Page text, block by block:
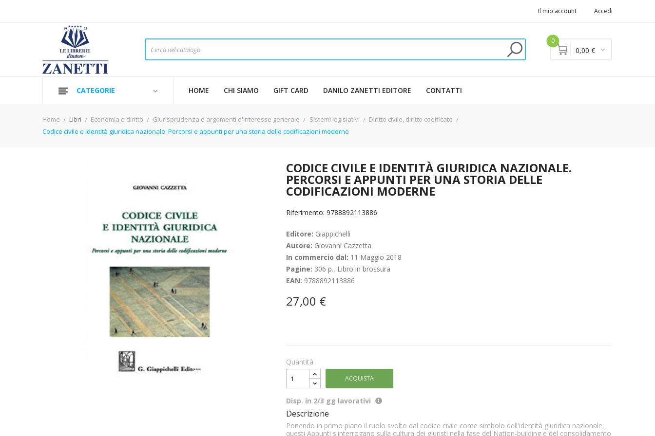
Il mio account Accedi
0
0,00 €
CATEGORIE HOME CHI SIAMO GIFT CARD DANILO ZANETTI EDITORE CONTATTI
Home Libri Economia e diritto Giurisprudenza e argomenti d'interesse generale Sistemi legislativi
Diritto civile, diritto codificato
Codice civile e identità giuridica nazionale. Percorsi e appunti per una storia delle codificazioni moderne
CODICE CIVILE E IDENTITÀ GIURIDICA NAZIONALE.
PERCORSI E APPUNTI PER UNA STORIA DELLE
CODIFICAZIONI MODERNE
Riferimento: 9788892113886
Editore: Giappichelli
Autore: Giovanni Cazzetta
In commercio dal: 11 Maggio 2018
Pagine: 306 p., Libro in brossura
EAN: 9788892113886
27,00 €
Quantità
ACQUISTA
Disp. in 2/3 gg lavorativi
Descrizione
Ponendo in primo piano il ruolo svolto dal codice civile come simbolo dell'identità giuridica nazionale,
questi Appunti s'interrogano sulla cultura dei giuristi nella fase del Nation-building e del consolidamento